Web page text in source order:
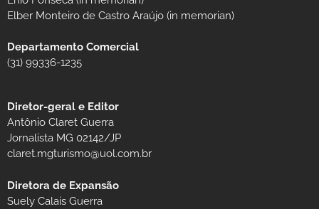
Elber Monteiro de Castro Araújo (in memorian)
Departamento Comercial
(31) 99336-1235
Diretor-geral e Editor
Antônio Claret Guerra
Jornalista MG 02142/JP
claret.mgturismo@uol.com.br
Diretora de Expansão
Suely Calais Guerra